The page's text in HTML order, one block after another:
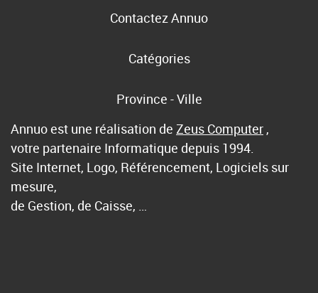
Contactez Annuo
Catégories
Province - Ville
Annuo est une réalisation de Zeus Computer ,
votre partenaire Informatique depuis 1994.
Site Internet, Logo, Référencement, Logiciels sur
mesure,
de Gestion, de Caisse, …